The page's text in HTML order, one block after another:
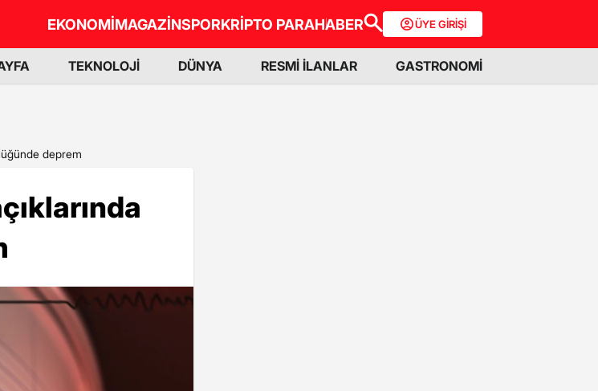
EKONOMİMAGAZİNSPORKRİPTO PARAHABER ÜYE GİRİŞİ
TEKNOLOJİ DÜNYA RESMİ İLANLAR GASTRONOMİ
deprem